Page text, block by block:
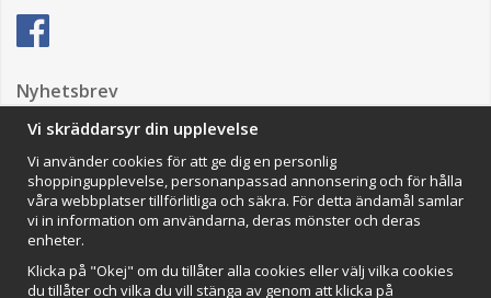
Nyhetsbrev
Impressum
VAMOS Commerce AB
Organisationsnummer: 559502-0453
Vi skräddarsyr din upplevelse
Vi använder cookies för att ge dig en personlig
shoppingupplevelse, personanpassad annonsering och för hålla
våra webbplatser tillförlitliga och säkra. För detta ändamål samlar
vi in information om användarna, deras mönster och deras
enheter.
Klicka på "Okej" om du tillåter alla cookies eller välj vilka cookies
du tillåter och vilka du vill stänga av genom att klicka på